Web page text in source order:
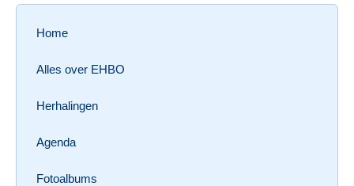
Home
Alles over EHBO
Herhalingen
Agenda
Fotoalbums